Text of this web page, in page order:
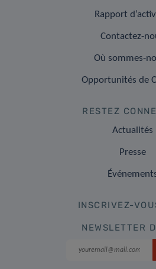
Rapport
Contactez-
Où sommes-
Opportunités de
RESTEZ
Actualités
Presse
INSCRIVEZ-
NEWSLETTER